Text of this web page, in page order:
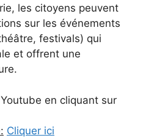
les citoyens peuvent
sur les événements
festivals) qui
et offrent une
en cliquant sur
Cliquer ici